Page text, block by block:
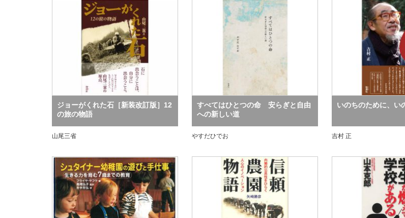
ジョーがくれた石［新装改訂版］12
の旅の物語
山尾三省
すべてはひとつの命 安らぎと自由
への新しい道
やすだひでお
いのちのために、い
吉村 正